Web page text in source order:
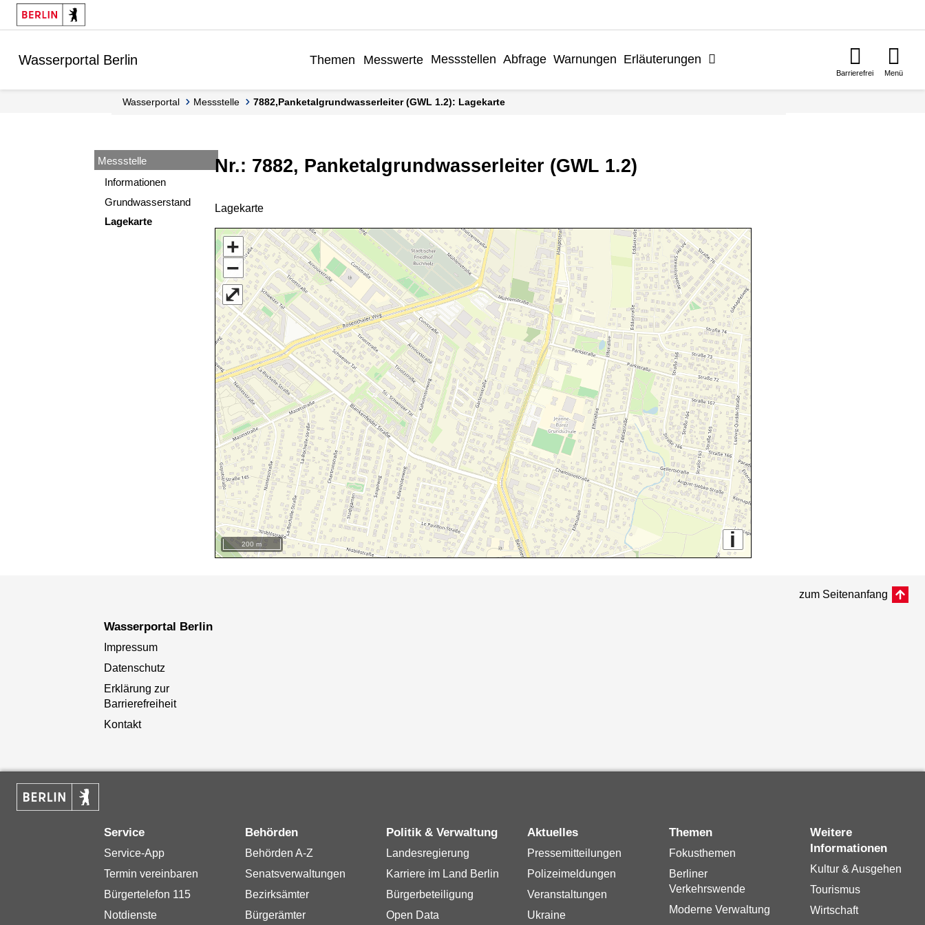
Springe zur Navigation
Springe zum Inhalt
Wasserportal Berlin Themen Messwerte Messstellen Abfrage Warnungen Erläuterungen
Barrierefrei Menü
Wasserportal Messstelle 7882,Panketalgrundwasserleiter (GWL 1.2): Lagekarte
Messstelle
Informationen
Grundwasserstand
Lagekarte
Nr.: 7882, Panketalgrundwasserleiter (GWL 1.2)
Lagekarte
+
−
i
⤢
200 m
zum Seitenanfang
Wasserportal Berlin
Impressum
Datenschutz
Erklärung zur
Barrierefreiheit
Kontakt
Service
Service-App
Termin vereinbaren
Bürgertelefon 115
Notdienste
Behörden
Behörden A-Z
Senatsverwaltungen
Bezirksämter
Bürgerämter
Politik & Verwaltung
Landesregierung
Karriere im Land Berlin
Bürgerbeteiligung
Open Data
Aktuelles
Pressemitteilungen
Polizeimeldungen
Veranstaltungen
Ukraine
Themen
Fokusthemen
Berliner
Verkehrswende
Moderne Verwaltung
Weitere
Informationen
Kultur & Ausgehen
Tourismus
Wirtschaft